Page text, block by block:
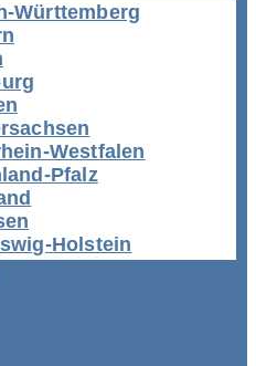
Württemberg
Westfalen
Pfalz
Holstein